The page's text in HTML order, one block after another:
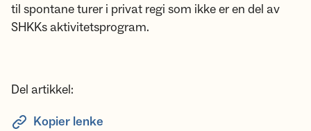
til spontane turer i privat regi som ikke er en del av
SHKKs aktivitetsprogram.
Del artikkel:
Kopier lenke